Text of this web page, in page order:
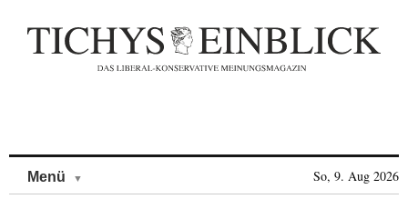
Menü So, 9. Aug 2026